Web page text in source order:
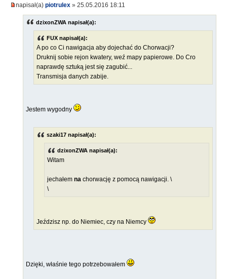
napisał(a) piotrulex » 25.05.2016 18:11
dzixonZWA napisał(a):
FUX napisał(a):
A po co Ci nawigacja aby dojechać do Chorwacji?
Druknij sobie rejon kwatery, weź mapy papierowe. Do Cro
naprawdę sztuką jest się zagubić...
Transmisja danych zabije.
Jestem wygodny
szaki17 napisał(a):
dzixonZWA napisał(a):
Witam
jechałem na chorwację z pomocą nawigacji. \
\
Jeździsz np. do Niemiec, czy na Niemcy
Dzięki, właśnie tego potrzebowałem